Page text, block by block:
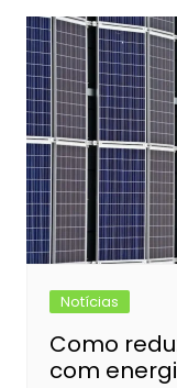
Notícias
Como
com